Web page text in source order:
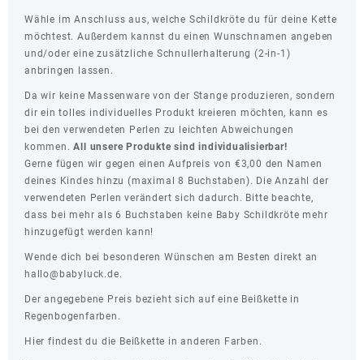
Wähle im Anschluss aus, welche Schildkröte du für deine Kette
möchtest. Außerdem kannst du einen Wunschnamen angeben
und/oder eine zusätzliche Schnullerhalterung (2-in-1)
anbringen lassen.
Da wir keine Massenware von der Stange produzieren, sondern
dir ein tolles individuelles Produkt kreieren möchten, kann es
bei den verwendeten Perlen zu leichten Abweichungen
kommen.All unsere Produkte sind individualisierbar!
Gerne fügen wir gegen einen Aufpreis von €3,00 den Namen
deines Kindes hinzu (maximal 8 Buchstaben). Die Anzahl der
verwendeten Perlen verändert sich dadurch. Bitte beachte,
dass bei mehr als 6 Buchstaben keine Baby Schildkröte mehr
hinzugefügt werden kann!
Wende dich bei besonderen Wünschen am Besten direkt an
hallo@babyluck.de.
Der angegebene Preis bezieht sich auf eine Beißkette in
Regenbogenfarben.
Hier findest du die Beißkette in anderen Farben.